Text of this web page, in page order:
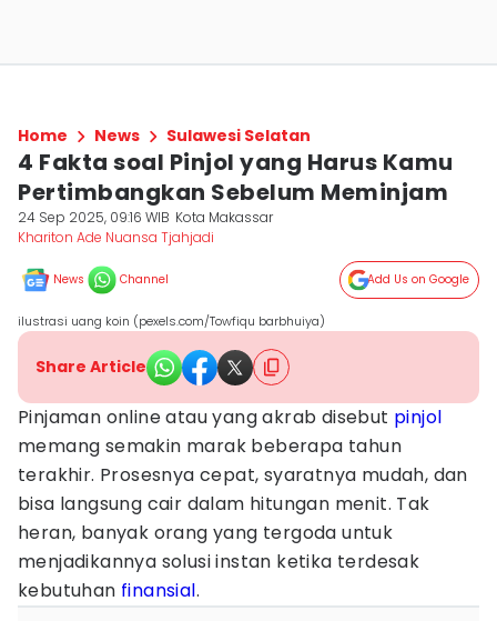
Home News Sulawesi Selatan
4 Fakta soal Pinjol yang Harus Kamu
Pertimbangkan Sebelum Meminjam
24 Sep 2025, 09:16 WIB Kota Makassar
Khariton Ade Nuansa Tjahjadi
News Channel Add Us on Google
ilustrasi uang koin (pexels.com/Towfiqu barbhuiya)
Share Article
Pinjaman online atau yang akrab disebut pinjol
memang semakin marak beberapa tahun
terakhir. Prosesnya cepat, syaratnya mudah, dan
bisa langsung cair dalam hitungan menit. Tak
heran, banyak orang yang tergoda untuk
menjadikannya solusi instan ketika terdesak
kebutuhan finansial.